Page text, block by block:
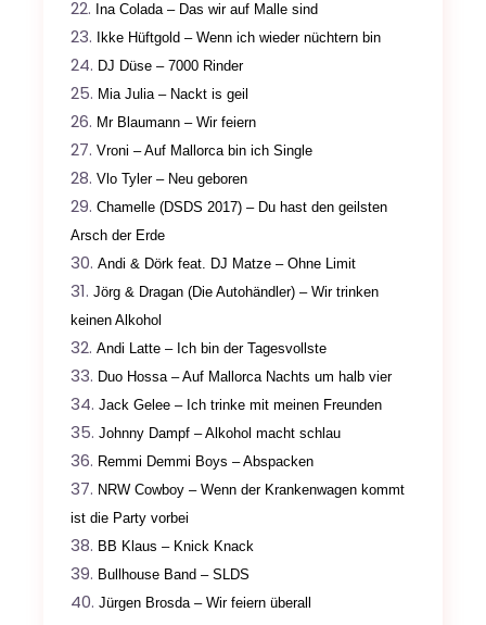
Ina Colada – Das wir auf Malle sind
Ikke Hüftgold – Wenn ich wieder nüchtern bin
DJ Düse – 7000 Rinder
Mia Julia – Nackt is geil
Mr Blaumann – Wir feiern
Vroni – Auf Mallorca bin ich Single
Vlo Tyler – Neu geboren
Chamelle (DSDS 2017) – Du hast den geilsten
Arsch der Erde
Andi & Dörk feat. DJ Matze – Ohne Limit
Jörg & Dragan (Die Autohändler) – Wir trinken
keinen Alkohol
Andi Latte – Ich bin der Tagesvollste
Duo Hossa – Auf Mallorca Nachts um halb vier
Jack Gelee – Ich trinke mit meinen Freunden
Johnny Dampf – Alkohol macht schlau
Remmi Demmi Boys – Abspacken
NRW Cowboy – Wenn der Krankenwagen kommt
ist die Party vorbei
BB Klaus – Knick Knack
Bullhouse Band – SLDS
Jürgen Brosda – Wir feiern überall